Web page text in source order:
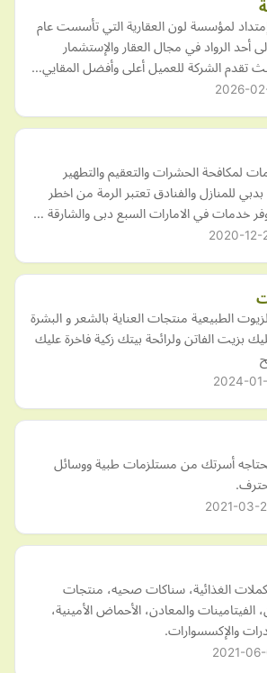
لمؤسسة لون العقارية التي تأسست عام
أحد الرواد في مجال العقار والإستشمار
تقدم الشركة للعميل أعلى وأفضل المقايي…
2026-
لمكافحة الحشرات والتعقيم والتطهير
للمنازل والفنادق تعتبر الرمة من اخطر
خدمات في الامارات السبع دبى والشارقة …
2020-12-
الطبيعية منتجات العناية بالشعر و البشرة
بزيت الفاتن ولرائحة بيتك زكية فاخرة عليك
2024-
أسرتك من مستلزمات طبية ووسائل
2021-03-
الغذائية، سناكات صحيه، منتجات
الفيتامينات والمعادن، الأحماض الأمينية،
والإكسسوارات.
2021-